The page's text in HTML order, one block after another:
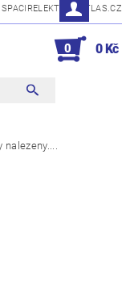
SPACIRELEKTRO@ATLAS.CZ
0 0 Kč
nalezeny....